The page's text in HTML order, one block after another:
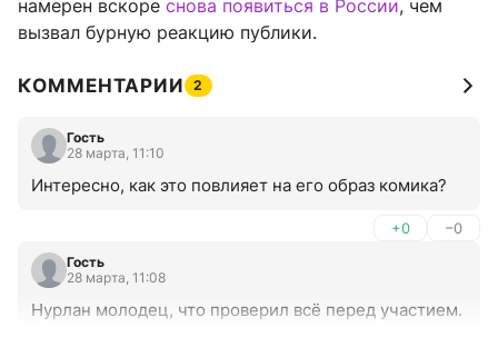
намерен вскоре снова появиться в России, чем
вызвал бурную реакцию публики.
КОММЕНТАРИИ 2
Гость
28 марта, 11:10
Интересно, как это повлияет на его образ комика?
+0 –0
Гость
28 марта, 11:08
Нурлан молодец, что проверил всё перед участием.